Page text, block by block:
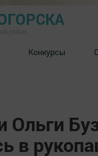
Конкурсы
Ольги
в